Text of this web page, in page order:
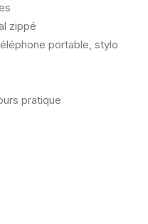
zippé
portable, stylo
pratique